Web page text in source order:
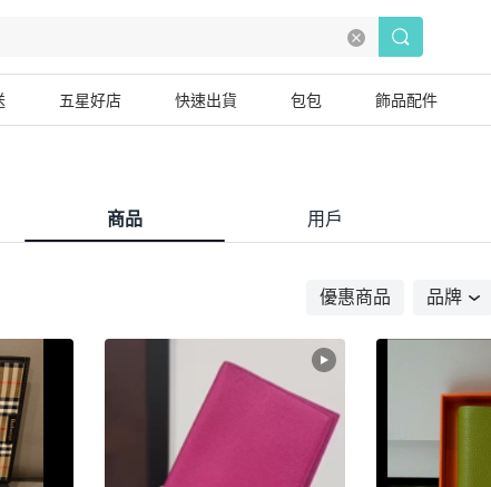
五星好店 快速出貨 包包 飾品配件
商品 用戶
優惠商品 品牌